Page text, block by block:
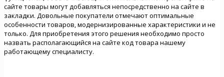
сайте товары могут добавляться непосредственно на сайте в
закладки. Довольные покупатели отмечают оптимальные
особенности товаров, модернизированные характеристики и не
только. Для приобретения этого решения необходимо просто
назвать располагающийся на сайте код товара нашему
работающему специалисту.